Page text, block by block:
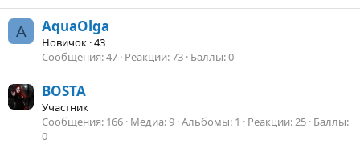
A AquaOlga
Новичок ·43
Сообщения 47 Реакции 73 Баллы 0
BOSTA
Участник
Сообщения 166 Медиа 9 Альбомы 1 Реакции 25 Баллы
0